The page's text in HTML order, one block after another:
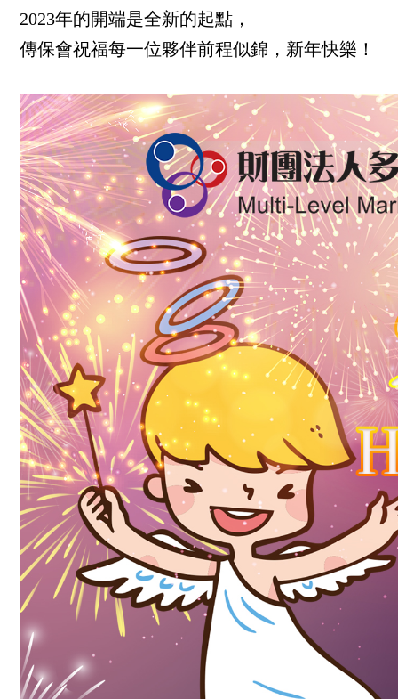
2023年的開端是全新的起點，
傳保會祝福每一位夥伴前程似錦，新年快樂！